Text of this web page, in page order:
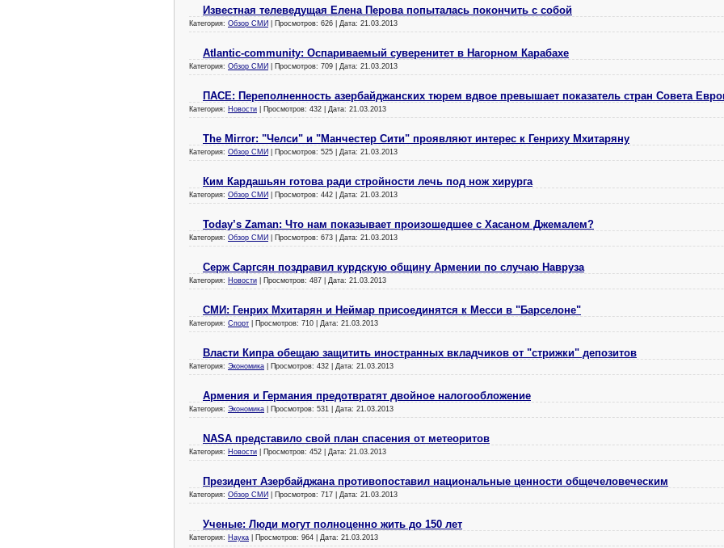
Известная телеведущая Елена Перова попыталась покончить с собой
Категория: Обзор СМИ | Просмотров: 626 | Дата: 21.03.2013
Atlantic-community: Оспариваемый суверенитет в Нагорном Карабахе
Категория: Обзор СМИ | Просмотров: 709 | Дата: 21.03.2013
ПАСЕ: Переполненность азербайджанских тюрем вдвое превышает показатель стран Совета
Категория: Новости | Просмотров: 432 | Дата: 21.03.2013
The Mirror: "Челси" и "Манчестер Сити" проявляют интерес к Генриху Мхитаряну
Категория: Обзор СМИ | Просмотров: 525 | Дата: 21.03.2013
Ким Кардашьян готова ради стройности лечь под нож хирурга
Категория: Обзор СМИ | Просмотров: 442 | Дата: 21.03.2013
Today’s Zaman: Что нам показывает произошедшее с Хасаном Джемалем?
Категория: Обзор СМИ | Просмотров: 673 | Дата: 21.03.2013
Серж Саргсян поздравил курдскую общину Армении по случаю Навруза
Категория: Новости | Просмотров: 487 | Дата: 21.03.2013
СМИ: Генрих Мхитарян и Неймар присоединятся к Месси в "Барселоне"
Категория: Спорт | Просмотров: 710 | Дата: 21.03.2013
Власти Кипра обещаю защитить иностранных вкладчиков от "стрижки" депозитов
Категория: Экономика | Просмотров: 432 | Дата: 21.03.2013
Армения и Германия предотвратят двойное налогообложение
Категория: Экономика | Просмотров: 531 | Дата: 21.03.2013
NASA представило свой план спасения от метеоритов
Категория: Новости | Просмотров: 452 | Дата: 21.03.2013
Президент Азербайджана противопоставил национальные ценности общечеловеческим
Категория: Обзор СМИ | Просмотров: 717 | Дата: 21.03.2013
Ученые: Люди могут полноценно жить до 150 лет
Категория: Наука | Просмотров: 964 | Дата: 21.03.2013